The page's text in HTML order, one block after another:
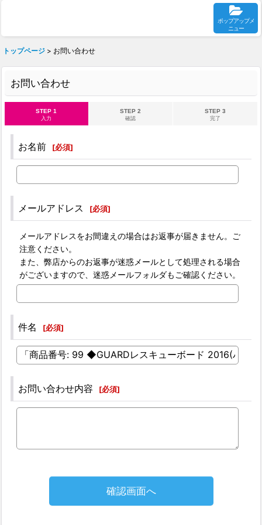
ポップアップメ
ニュー
トップページ > お問い合わせ
お問い合わせ
STEP 1
入力
STEP 2
確認
STEP 3
完了
お名前 [必須]
メールアドレス [必須]
メールアドレスをお間違えの場合はお返事が届きません。ご
注意ください。
また、弊店からのお返事が迷惑メールとして処理される場合
がございますので、迷惑メールフォルダもご確認ください。
件名 [必須]
お問い合わせ内容 [必須]
確認画面へ